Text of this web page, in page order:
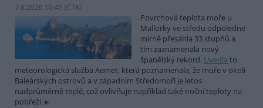
7.8.2026 10:45 (ČTK)
Povrchová teplota moře u
Mallorky ve středu odpoledne
mírně přesáhla 33 stupňů a
tím zaznamenala nový
španělský rekord. Uvedla to
meteorologická služba Aemet, která poznamenala, že moře v okolí
Baleárských ostrovů a v západním Středomoří je letos
nadprůměrně teplé, což ovlivňuje například také noční teploty na
pobřeží.